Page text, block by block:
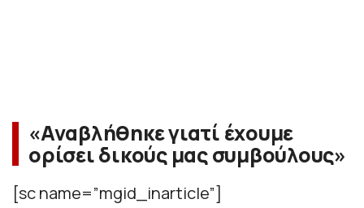
«Αναβλήθηκε γιατί έχουμε
ορίσει δικούς μας συμβούλους»
[sc name=”mgid_inarticle”]